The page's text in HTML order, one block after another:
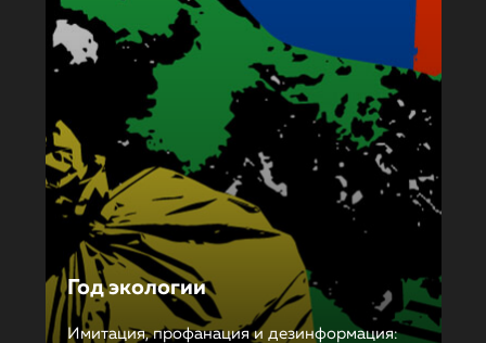
Год экологии
Имитация, профанация и дезинформация: